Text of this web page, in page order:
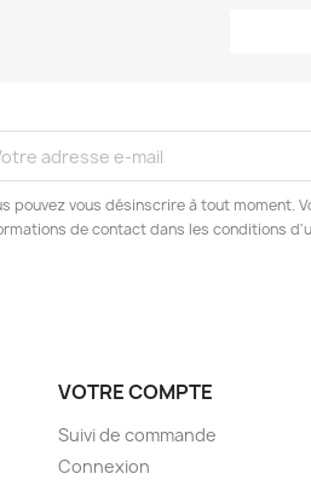
pouvez vous désinscrire à tout moment.
de contact dans les conditions
VOTRE COMPTE
Suivi de commande
Connexion